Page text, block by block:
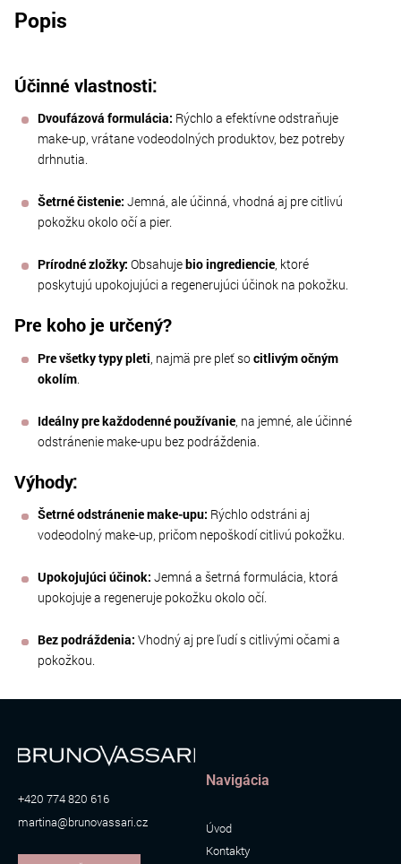
Popis
Účinné vlastnosti:
Dvoufázová formulácia: Rýchlo a efektívne odstraňuje
make-up, vrátane vodeodolných produktov, bez potreby
drhnutia.
Šetrné čistenie: Jemná, ale účinná, vhodná aj pre citlivú
pokožku okolo očí a pier.
Prírodné zložky: Obsahujebio ingrediencie, ktoré
poskytujú upokojujúci a regenerujúci účinok na pokožku.
Pre koho je určený?
Pre všetky typy pleti , najmä pre pleť socitlivým očným
okolím.
Ideálny pre každodenné používanie , na jemné, ale účinné
odstránenie make-upu bez podráždenia.
Výhody:
Šetrné odstránenie make-upu: Rýchlo odstráni aj
vodeodolný make-up, pričom nepoškodí citlivú pokožku.
Upokojujúci účinok: Jemná a šetrná formulácia, ktorá
upokojuje a regeneruje pokožku okolo očí.
Bez podráždenia: Vhodný aj pre ľudí s citlivými očami a
pokožkou.
+420 774 820 616
martina@brunovassari.cz
Navigácia
Úvod
Kontakty